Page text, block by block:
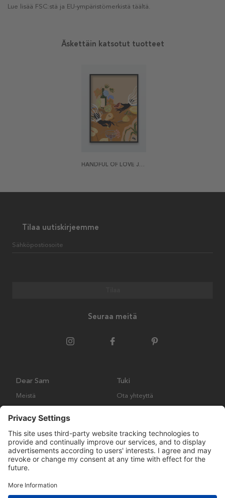
Lue lisää FSC:stä ja EU-ympäristömerkistä täältä.
Äskettäin katsotut tuotteet
HANDFUL OF LOVE JULISTE
Tilaa uutiskirjeemme
Sähköpostiosoite
Seuraa meitä
Dear Sam
Meistä
Tuki
Ota yhteyttä
Palautukset ja vaatimukset